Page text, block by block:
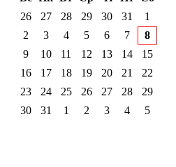
26
27 28 29 30 31
1
2
3 4 5 6 7
8
9
10 11 12 13 14
15
16
17 18 19 20 21
22
23
24 25 26 27 28
29
30
31 1 2 3 4 5